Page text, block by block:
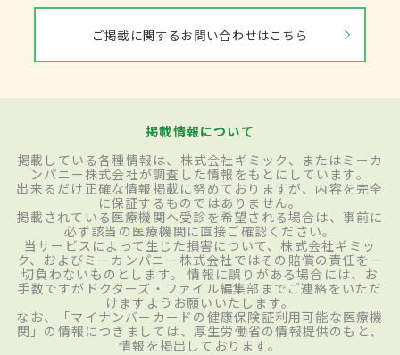
ご掲載に関するお問い合わせはこちら
掲載情報について
掲載している各種情報は、株式会社ギミック、またはミーカ
ンパニー株式会社が調査した情報をもとにしています。
出来るだけ正確な情報掲載に努めておりますが、内容を完全
に保証するものではありません。
掲載されている医療機関へ受診を希望される場合は、事前に
必ず該当の医療機関に直接ご確認ください。
当サービスによって生じた損害について、株式会社ギミッ
ク、およびミーカンパニー株式会社ではその賠償の責任を一
切負わないものとします。 情報に誤りがある場合には、お
手数ですがドクターズ・ファイル編集部までご連絡をいただ
けますようお願いいたします。
なお、「マイナンバーカードの健康保険証利用可能な医療機
関」の情報につきましては、厚生労働省の情報提供のもと、
情報を掲出しております。